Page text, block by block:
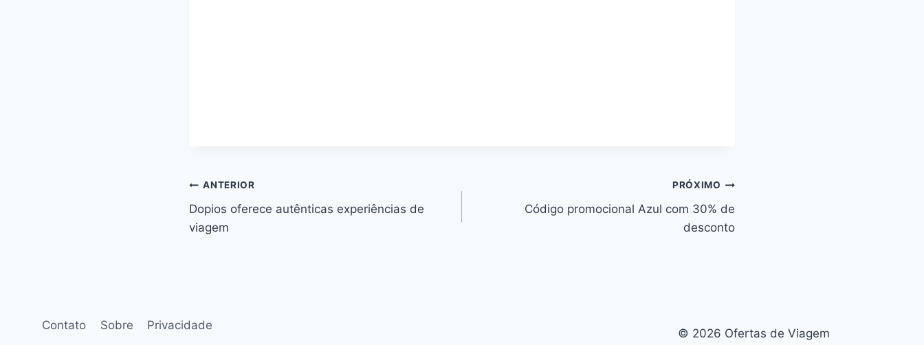
Navegação
de
ANTERIOR
Dopios oferece autênticas experiências de
viagem
PRÓXIMO
Código promocional Azul com 30% de
desconto
Contato Sobre Privacidade
© 2026 Ofertas de Viagem